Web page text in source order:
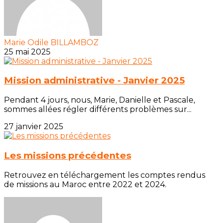
Marie Odile BILLAMBOZ
25 mai 2025
Mission administrative - Janvier 2025
Pendant 4 jours, nous, Marie, Danielle et Pascale,
sommes allées régler différents problèmes sur...
27 janvier 2025
Les missions précédentes
Retrouvez en téléchargement les comptes rendus
de missions au Maroc entre 2022 et 2024.